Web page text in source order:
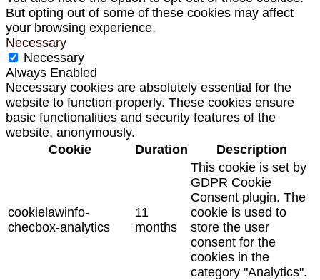
But opting out of some of these cookies may affect
your browsing experience.
Necessary
Necessary
Always Enabled
Necessary cookies are absolutely essential for the
website to function properly. These cookies ensure
basic functionalities and security features of the
website, anonymously.
Cookie
Duration Description
cookielawinfo-
checbox-analytics
11
months
This cookie is set by
GDPR Cookie
Consent plugin. The
cookie is used to
store the user
consent for the
cookies in the
category "Analytics".